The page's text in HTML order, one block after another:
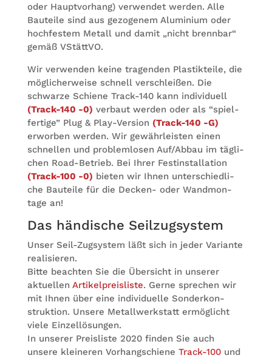
oder Haupt­vor­hang) ver­wen­det wer­den. Alle
Bau­teile sind aus gezo­ge­nem Alu­mi­nium oder
hoch­fes­tem Metall und damit „nicht brenn­bar“
gemäß VStättVO.
Wir ver­wen­den keine tra­gen­den Plas­tik­teile, die
mög­li­cher­weise schnell ver­schlei­ßen. Die
schwarze Schiene Track-140 kann indi­vi­du­ell
(Track-140 -0) ver­baut wer­den oder als “spiel­
fer­tige” Plug & Play-Ver­sion (Track-140 -G)
erwor­ben wer­den. Wir gewähr­leis­ten einen
schnel­len und pro­blem­lo­sen Auf/Abbau im täg­li­
chen Road-Betrieb. Bei Ihrer Fest­in­stal­la­tion
(Track-100 -0) bie­ten wir Ihnen unter­schied­li­
che Bau­teile für die Decken- oder Wand­mon­
tage an!
Das hän­di­sche Seilzugsystem
Unser Seil-Zug­sys­tem läßt sich in jeder Vari­ante
rea­li­sie­ren.
Bitte beach­ten Sie die Über­sicht in unse­rer
aktu­el­len Arti­kel­preis­liste. Gerne spre­chen wir
mit Ihnen über eine indi­vi­du­elle Son­der­kon­
struk­tion. Unsere Metall­werk­statt ermög­licht
viele Ein­zel­lö­sun­gen.
In unse­rer Preis­liste 2020 fin­den Sie auch
unsere klei­ne­ren Vor­hang­schiene Track-100und